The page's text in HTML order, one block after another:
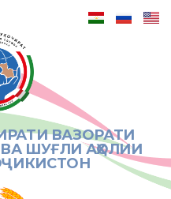
ВАЗОРАТИ
ВА ШУҒЛИ АҲОЛИИ